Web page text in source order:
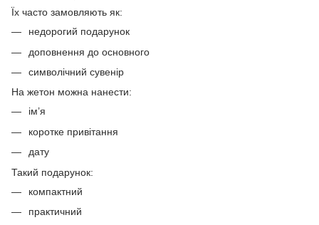
Їх часто замовляють як:
недорогий подарунок
доповнення до основного
символічний сувенір
На жетон можна нанести:
ім’я
коротке привітання
дату
Такий подарунок:
компактний
практичний